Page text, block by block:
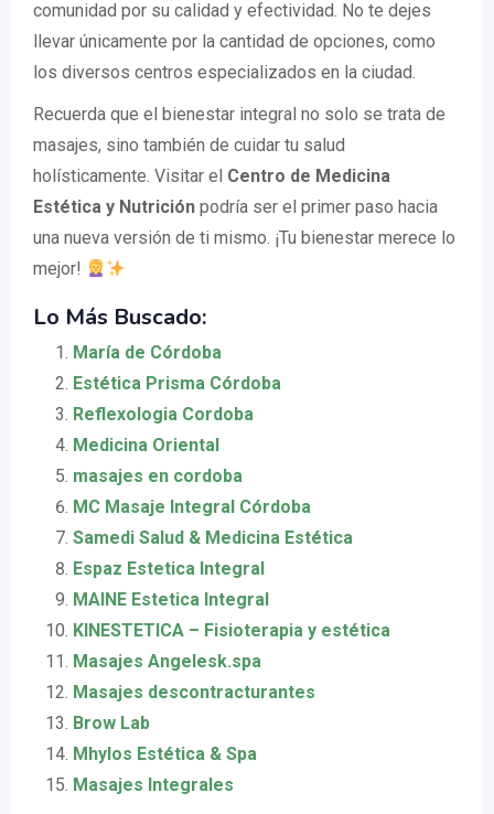
comunidad por su calidad y efectividad. No te dejes
llevar únicamente por la cantidad de opciones, como
los diversos centros especializados en la ciudad.
Recuerda que el bienestar integral no solo se trata de
masajes, sino también de cuidar tu salud
holísticamente. Visitar el Centro de Medicina
Estética y Nutrición podría ser el primer paso hacia
una nueva versión de ti mismo. ¡Tu bienestar merece lo
mejor!
Lo Más Buscado:
María de Córdoba
Estética Prisma Córdoba
Reflexologia Cordoba
Medicina Oriental
masajes en cordoba
MC Masaje Integral Córdoba
Samedi Salud & Medicina Estética
Espaz Estetica Integral
MAINE Estetica Integral
KINESTETICA – Fisioterapia y estética
Masajes Angelesk.spa
Masajes descontracturantes
Brow Lab
Mhylos Estética & Spa
Masajes Integrales